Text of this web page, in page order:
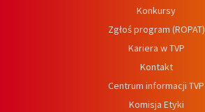
Konkursy
Zgłoś program (ROPAT)
Kariera w TVP
Kontakt
Centrum informacji TVP
Komisja Etyki